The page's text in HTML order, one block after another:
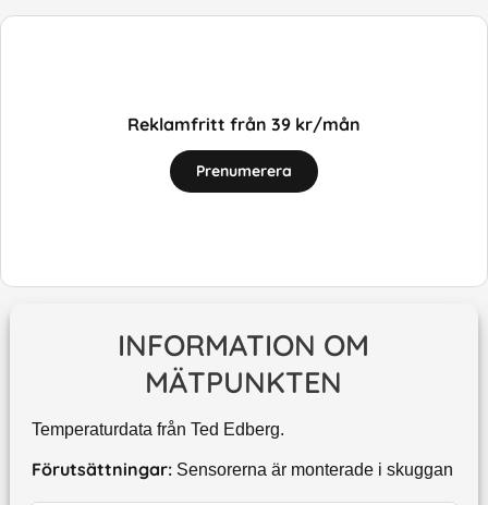
Reklamfritt från 39 kr/mån
Prenumerera
INFORMATION OM
MÄTPUNKTEN
Temperaturdata från Ted Edberg.
Förutsättningar: Sensorerna är monterade i skuggan